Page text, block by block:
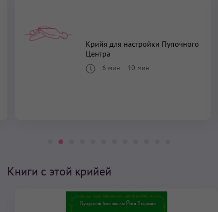
Крийя для настройки Пупочного
Центра
6 мин – 10 мин
Книги с этой крийей